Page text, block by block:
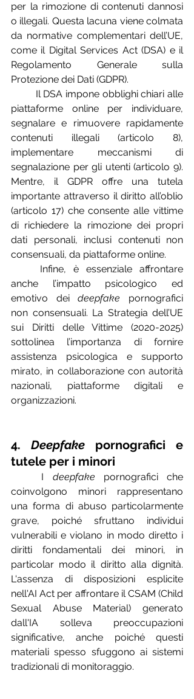
per la rimozione di contenuti dannosi
o illegali. Questa lacuna viene colmata
da normative complementari dell’UE,
come il Digital Services Act (DSA) e il
Regolamento Generale sulla
Protezione dei Dati (GDPR).
piattaforme online per individuare,
segnalare e rimuovere rapidamente
contenuti illegali (articolo 8),
implementare meccanismi di
segnalazione per gli utenti (articolo 9).
Mentre, il GDPR offre una tutela
importante attraverso il diritto all’oblio
(articolo 17) che consente alle vittime
di richiedere la rimozione dei propri
dati personali, inclusi contenuti non
consensuali, da piattaforme online.
anche l’impatto psicologico ed
emotivo dei deepfake pornografici
non consensuali. La Strategia dell’UE
sui Diritti delle Vittime (2020-2025)
sottolinea l’importanza di fornire
assistenza psicologica e supporto
mirato, in collaborazione con autorità
nazionali, piattaforme digitali e
organizzazioni.
4. Deepfake pornografici e
tutele per i minori
	I
deepfake pornografici che
coinvolgono minori rappresentano
una forma di abuso particolarmente
grave, poiché sfruttano individui
vulnerabili e violano in modo diretto i
diritti fondamentali dei minori, in
particolar modo il diritto alla dignità.
L'assenza di disposizioni esplicite
nell'AI Act per affrontare il CSAM (Child
Sexual Abuse Material) generato
dall'IA solleva preoccupazioni
significative, anche poiché questi
materiali spesso sfuggono ai sistemi
tradizionali di monitoraggio.